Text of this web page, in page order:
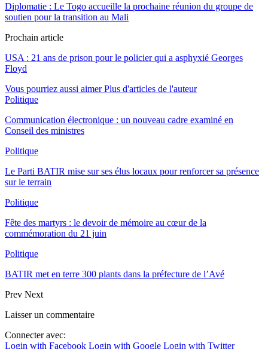
Diplomatie : Le Togo accueille la prochaine réunion du groupe de
soutien pour la transition au Mali
Prochain article
USA : 21 ans de prison pour le policier qui a asphyxié Georges
Floyd
Vous pourriez aussi aimer Plus d'articles de l'auteur
Politique
Communication électronique : un nouveau cadre examiné en
Conseil des ministres
Politique
Le Parti BATIR mise sur ses élus locaux pour renforcer sa présence
sur le terrain
Politique
Fête des martyrs : le devoir de mémoire au cœur de la
commémoration du 21 juin
Politique
BATIR met en terre 300 plants dans la préfecture de l’Avé
Prev Next
Laisser un commentaire
Connecter avec:
Login with Facebook Login with Google Login with Twitter